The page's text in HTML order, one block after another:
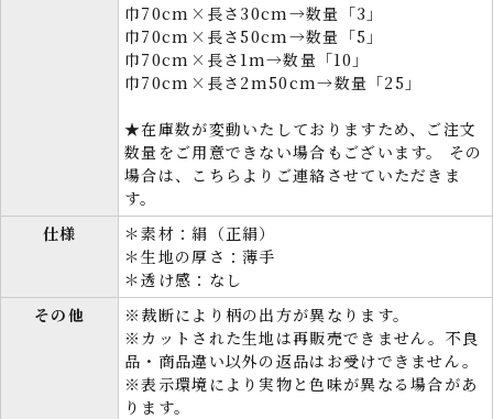
巾70cm×長さ30cm→数量「3」
巾70cm×長さ50cm→数量「5」
巾70cm×長さ1m→数量「10」
巾70cm×長さ2m50cm→数量「25」
★在庫数が変動いたしておりますため、ご注文
数量をご用意できない場合もございます。 その
場合は、こちらよりご連絡させていただきま
す。
仕様
＊素材：絹（正絹）
＊生地の厚さ：薄手
＊透け感：なし
その他
※裁断により柄の出方が異なります。
※カットされた生地は再販売できません。不良
品・商品違い以外の返品はお受けできません。
※表示環境により実物と色味が異なる場合があ
ります。